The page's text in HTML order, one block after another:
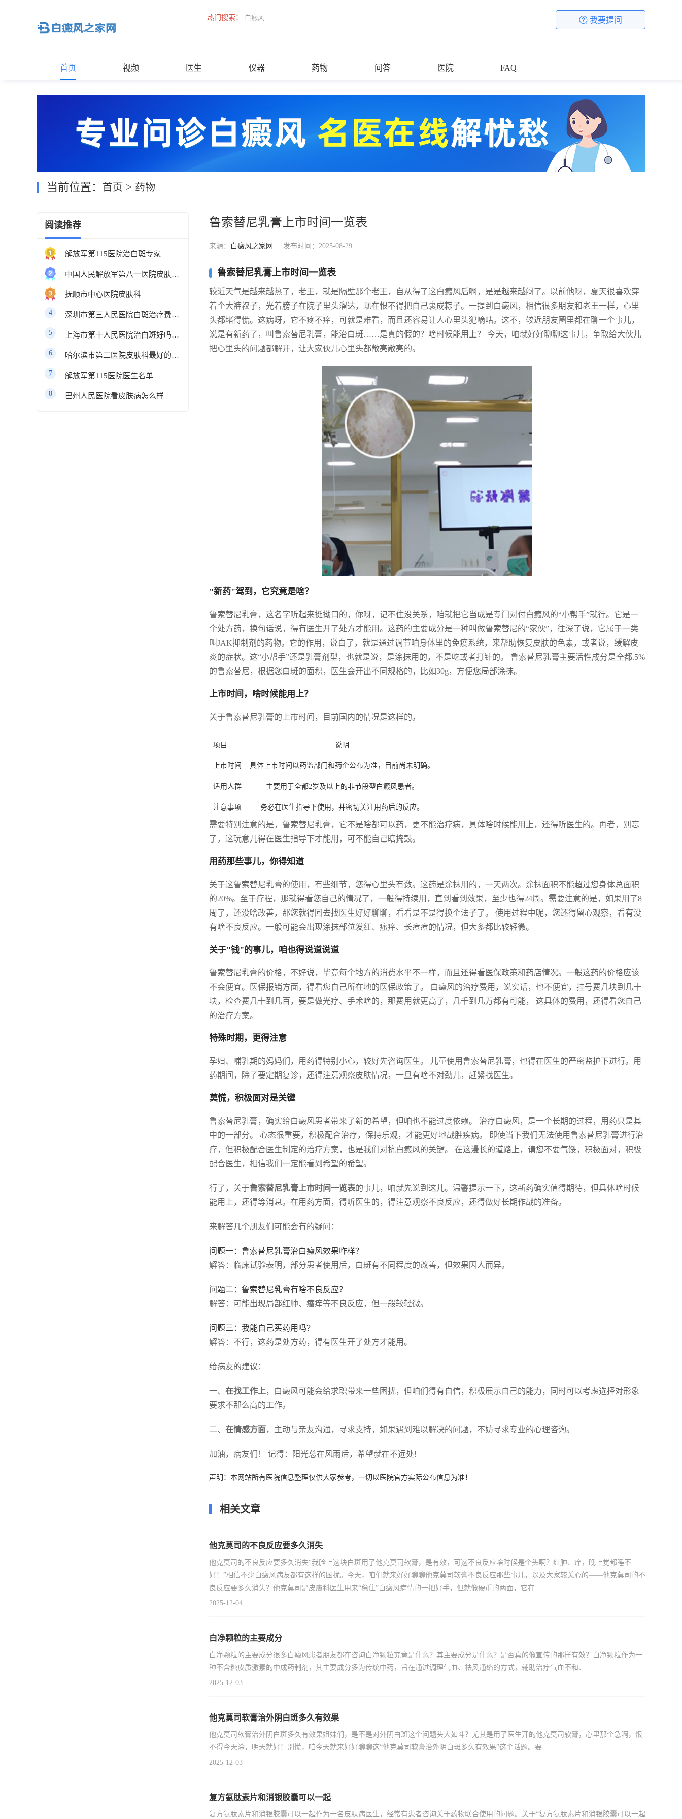
热门搜索： 白癜风 我要提问
首页 视频 医生 仪器 药物 问答 医院 FAQ
当前位置： 首页 > 药物
阅读推荐
解放军第115医院治白斑专家
中国人民解放军第八一医院皮肤科最好的医生
抚顺市中心医院皮肤科
4 深圳市第三人民医院白斑治疗费用多少
5 上海市第十人民医院治白斑好吗知乎
6 哈尔滨市第二医院皮肤科最好的医生
7 解放军第115医院医生名单
8 巴州人民医院看皮肤病怎么样
鲁索替尼乳膏上市时间一览表
来源： 白癜风之家网 发布时间：2025-08-29
鲁索替尼乳膏上市时间一览表
较近天气是越来越热了，老王，就是隔壁那个老王，自从得了这白癜风后啊，是是越来越闷了。以前他呀，夏天很喜欢穿
着个大裤衩子，光着膀子在院子里头溜达，现在恨不得把自己裹成粽子。一提到白癜风，相信很多朋友和老王一样，心里
头都堵得慌。这病呀，它不疼不痒，可就是难看，而且还容易让人心里头犯嘀咕。这不，较近朋友圈里都在聊一个事儿，
说是有新药了，叫鲁索替尼乳膏，能治白斑……是真的假的？啥时候能用上？ 今天，咱就好好聊聊这事儿，争取给大伙儿
把心里头的问题都解开，让大家伙儿心里头都敞亮敞亮的。
"新药"驾到，它究竟是啥？
鲁索替尼乳膏，这名字听起来挺拗口的，你呀，记不住没关系，咱就把它当成是专门对付白癜风的“小帮手”就行。它是一
个处方药，换句话说，得有医生开了处方才能用。这药的主要成分是一种叫做鲁索替尼的“家伙”，往深了说，它属于一类
叫JAK抑制剂的药物。它的作用，说白了，就是通过调节咱身体里的免疫系统，来帮助恢复皮肤的色素，或者说，缓解皮
炎的症状。这“小帮手”还是乳膏剂型，也就是说，是涂抹用的，不是吃或者打针的。 鲁索替尼乳膏主要活性成分是全都.5%
的鲁索替尼，根据您白斑的面积，医生会开出不同规格的，比如30g，方便您局部涂抹。
上市时间，啥时候能用上？
关于鲁索替尼乳膏的上市时间，目前国内的情况是这样的。
项目 说明
上市时间 具体上市时间以药监部门和药企公布为准，目前尚未明确。
适用人群 主要用于全都2岁及以上的非节段型白癜风患者。
注意事项 务必在医生指导下使用，并密切关注用药后的反应。
需要特别注意的是，鲁索替尼乳膏，它不是啥都可以药，更不能治疗病，具体啥时候能用上，还得听医生的。再者，别忘
了，这玩意儿得在医生指导下才能用，可不能自己瞎捣鼓。
用药那些事儿，你得知道
关于这鲁索替尼乳膏的使用，有些细节，您得心里头有数。这药是涂抹用的，一天两次。涂抹面积不能超过您身体总面积
的20%。至于疗程，那就得看您自己的情况了，一般得持续用，直到看到效果，至少也得24周。需要注意的是，如果用了8
周了，还没啥改善，那您就得回去找医生好好聊聊，看看是不是得换个法子了。 使用过程中呢，您还得留心观察，看有没
有啥不良反应。一般可能会出现涂抹部位发红、瘙痒、长痘痘的情况，但大多都比较轻微。
关于"钱"的事儿，咱也得说道说道
鲁索替尼乳膏的价格，不好说，毕竟每个地方的消费水平不一样，而且还得看医保政策和药店情况。一般这药的价格应该
不会便宜。医保报销方面，得看您自己所在地的医保政策了。 白癜风的治疗费用，说实话，也不便宜，挂号费几块到几十
块，检查费几十到几百，要是做光疗、手术啥的，那费用就更高了，几千到几万都有可能， 这具体的费用，还得看您自己
的治疗方案。
特殊时期，更得注意
孕妇、哺乳期的妈妈们，用药得特别小心，较好先咨询医生。 儿童使用鲁索替尼乳膏，也得在医生的严密监护下进行。用
药期间，除了要定期复诊，还得注意观察皮肤情况，一旦有啥不对劲儿，赶紧找医生。
莫慌，积极面对是关键
鲁索替尼乳膏，确实给白癜风患者带来了新的希望，但咱也不能过度依赖。 治疗白癜风，是一个长期的过程，用药只是其
中的一部分。 心态很重要，积极配合治疗，保持乐观，才能更好地战胜疾病。 即使当下我们无法使用鲁索替尼乳膏进行治
疗，但积极配合医生制定的治疗方案，也是我们对抗白癜风的关键。 在这漫长的道路上，请您不要气馁，积极面对，积极
配合医生，相信我们一定能看到希望的希望。
行了，关于鲁索替尼乳膏上市时间一览表的事儿，咱就先说到这儿。温馨提示一下，这新药确实值得期待，但具体啥时候
能用上，还得等消息。在用药方面，得听医生的，得注意观察不良反应，还得做好长期作战的准备。
来解答几个朋友们可能会有的疑问：
问题一：鲁索替尼乳膏治白癜风效果咋样？
解答：临床试验表明，部分患者使用后，白斑有不同程度的改善，但效果因人而异。
问题二：鲁索替尼乳膏有啥不良反应？
解答：可能出现局部红肿、瘙痒等不良反应，但一般较轻微。
问题三：我能自己买药用吗？
解答：不行，这药是处方药，得有医生开了处方才能用。
给病友的建议：
一、 在找工作上 ，白癜风可能会给求职带来一些困扰，但咱们得有自信，积极展示自己的能力，同时可以考虑选择对形象
要求不那么高的工作。
二、 在情感方面 ，主动与亲友沟通，寻求支持，如果遇到难以解决的问题，不妨寻求专业的心理咨询。
加油，病友们！ 记得：阳光总在风雨后，希望就在不远处!
声明：本网站所有医院信息整理仅供大家参考，一切以医院官方实际公布信息为准！
相关文章
他克莫司的不良反应要多久消失
他克莫司的不良反应要多久消失“我脸上这块白斑用了他克莫司软膏，是有效，可这不良反应啥时候是个头啊？红肿、痒，晚上觉都睡不
好！”相信不少白癜风病友都有这样的困扰。今天，咱们就来好好聊聊他克莫司软膏不良反应那些事儿，以及大家较关心的——他克莫司的不
良反应要多久消失？他克莫司是皮膚科医生用来“稳住”白癜风病情的一把好手，但就像硬币的两面，它在
2025-12-04
白净颗粒的主要成分
白净颗粒的主要成分很多白癜风患者朋友都在咨询白净颗粒究竟是什么？其主要成分是什么？是否真的像宣传的那样有效？白净颗粒作为一
种不含糖皮质激素的中成药制剂，其主要成分多为传统中药，旨在通过调理气血、祛风通络的方式，辅助治疗气血不和、
2025-12-03
他克莫司软膏治外阴白斑多久有效果
他克莫司软膏治外阴白斑多久有效果姐妹们，是不是对外阴白斑这个问题头大如斗？尤其是用了医生开的他克莫司软膏，心里那个急啊，恨
不得今天涂，明天就好！别慌，咱今天就来好好聊聊这“他克莫司软膏治外阴白斑多久有效果”这个话题。要
2025-12-03
复方氨肽素片和消银胶囊可以一起
复方氨肽素片和消银胶囊可以一起作为一名皮肤病医生，经常有患者咨询关于药物联合使用的问题。关于“复方氨肽素片和消银胶囊可以一起